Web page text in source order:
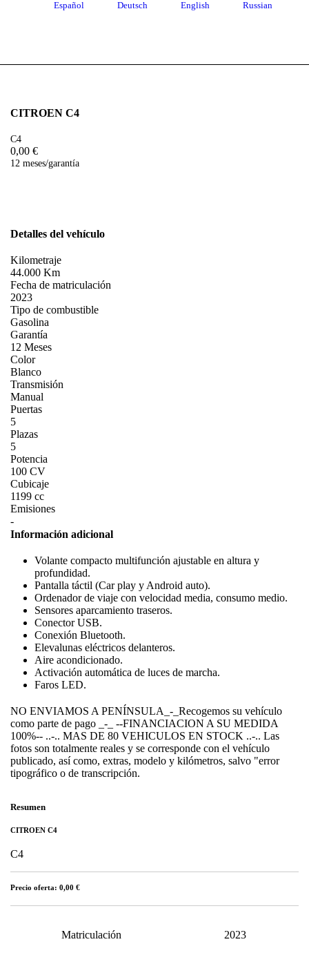
Español Deutsch English Russian
CITROEN C4
C4
0,00 €
12 meses/garantía
Detalles del vehículo
Kilometraje
44.000 Km
Fecha de matriculación
2023
Tipo de combustible
Gasolina
Garantía
12 Meses
Color
Blanco
Transmisión
Manual
Puertas
5
Plazas
5
Potencia
100 CV
Cubicaje
1199 cc
Emisiones
-
Información adicional
Volante compacto multifunción ajustable en altura y
profundidad.
Pantalla táctil (Car play y Android auto).
Ordenador de viaje con velocidad media, consumo medio.
Sensores aparcamiento traseros.
Conector USB.
Conexión Bluetooth.
Elevalunas eléctricos delanteros.
Aire acondicionado.
Activación automática de luces de marcha.
Faros LED.
NO ENVIAMOS A PENÍNSULA_-_Recogemos su vehículo
como parte de pago _-_ --FINANCIACION A SU MEDIDA
100%-- ..-.. MAS DE 80 VEHICULOS EN STOCK ..-.. Las
fotos son totalmente reales y se corresponde con el vehículo
publicado, así como, extras, modelo y kilómetros, salvo "error
tipográfico o de transcripción.
Resumen
CITROEN C4
C4
Precio oferta: 0,00 €
Matriculación 2023